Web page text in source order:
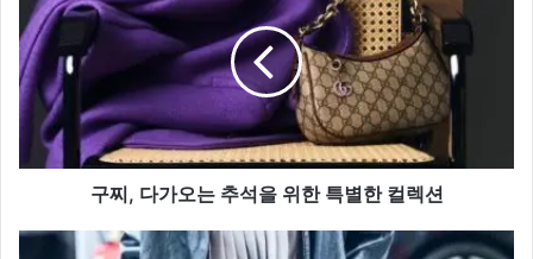
다
가
오
는
추
을
특
구찌, 다가오는 추석을 위한 특별한 컬렉션
전